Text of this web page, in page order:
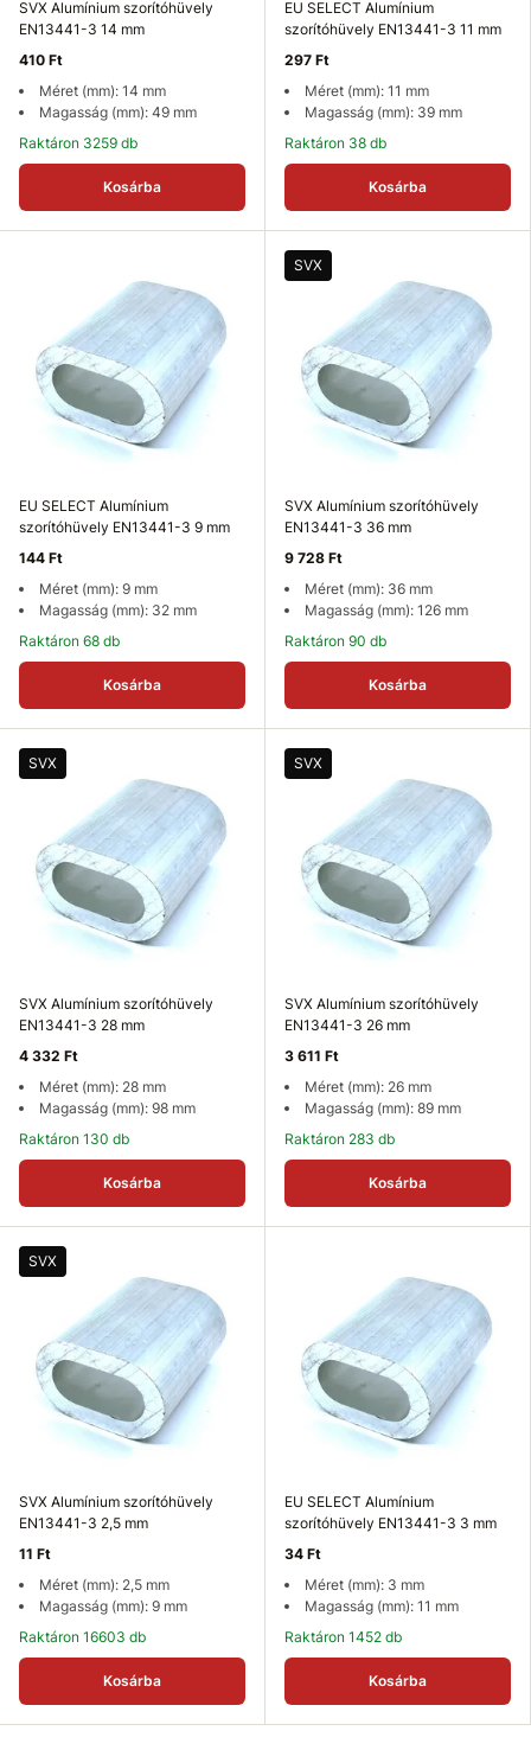
SVX Alumínium szorítóhüvely
EN13441-3 14 mm
410 Ft
Méret (mm): 14 mm
Magasság (mm): 49 mm
Raktáron 3259 db
Kosárba
EU SELECT Alumínium
szorítóhüvely EN13441-3 11 mm
297 Ft
Méret (mm): 11 mm
Magasság (mm): 39 mm
Raktáron 38 db
Kosárba
EU SELECT Alumínium
szorítóhüvely EN13441-3 9 mm
144 Ft
Méret (mm): 9 mm
Magasság (mm): 32 mm
Raktáron 68 db
Kosárba
SVX
SVX Alumínium szorítóhüvely
EN13441-3 36 mm
9 728 Ft
Méret (mm): 36 mm
Magasság (mm): 126 mm
Raktáron 90 db
Kosárba
SVX
SVX Alumínium szorítóhüvely
EN13441-3 28 mm
4 332 Ft
Méret (mm): 28 mm
Magasság (mm): 98 mm
Raktáron 130 db
Kosárba
SVX
SVX Alumínium szorítóhüvely
EN13441-3 26 mm
3 611 Ft
Méret (mm): 26 mm
Magasság (mm): 89 mm
Raktáron 283 db
Kosárba
SVX
SVX Alumínium szorítóhüvely
EN13441-3 2,5 mm
11 Ft
Méret (mm): 2,5 mm
Magasság (mm): 9 mm
Raktáron 16603 db
Kosárba
EU SELECT Alumínium
szorítóhüvely EN13441-3 3 mm
34 Ft
Méret (mm): 3 mm
Magasság (mm): 11 mm
Raktáron 1452 db
Kosárba